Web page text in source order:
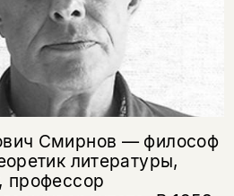
Смирнов — философ
литературы,
профессор
на рассылку
отправляем рассылку
«НЛО».
промокод на
временно
на
поступлении книги
письмо на указанный
для